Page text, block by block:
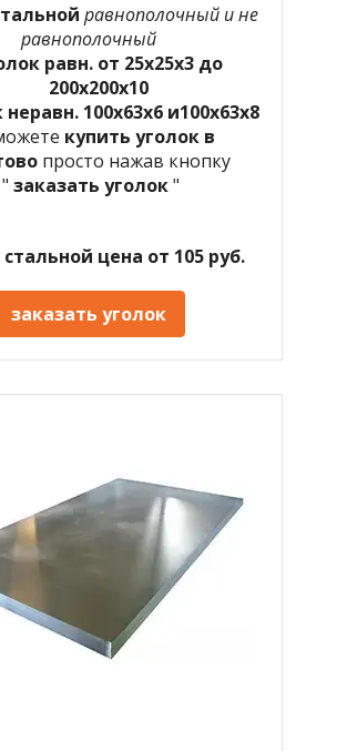
равнополочный и не
равнополочный
равн. от 25х25х3 до
200х200х10
неравн. 100х63х6 и100х63х8
купить уголок в
просто нажав кнопку
" заказать уголок"
цена от 105 руб.
заказать уголок